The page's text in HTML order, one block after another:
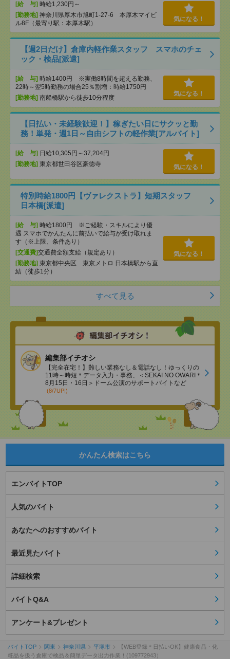
[給 与] 時給1,230円～
[勤務地] 神奈川県厚木市旭町1-27-6 本厚木マイビ
ル8F（最寄り駅：本厚木駅）
気になる！
【週2日だけ】倉庫内軽作業スタッフ スマホのチェ
ック・検品[派遣]
[給 与] 時給1400円 ※実働8時間を超える勤務、
22時～翌5時勤務の場合25％割増：時給1750円
[勤務地] 南船橋駅から徒歩10分程度
気になる！
【日払い・未経験歓迎！】稼ぎたい日にサクッと勤
務！単発・週1日～自由シフトの軽作業[アルバイト]
[給 与] 日給10,305円～37,204円
[勤務地] 東京都世田谷区豪徳寺 気になる！
特別時給1800円【ヴァレクストラ】短期スタッフ
日本橋[派遣]
[給 与] 時給1800円 ※ご経験・スキルにより優
遇 スマホでかんたんに前払いで給与が受け取れま
す（※上限、条件あり）
[交通費]交通費全額支給（規定あり）
[勤務地] 東京都中央区 東京メトロ 日本橋駅から直
結（徒歩1分）
気になる！
すべて見る
編集部イチオシ
【完全在宅！】難しい業務なし＆電話なし！ゆっくりの
11時～時短＊データ入力・事務、＜SEKAI NO OWARI＊
8月15日・16日＞ドーム公演のサポートバイトなど
(8/7UP!)
かんたん検索はこちら
エンバイトTOP
人気のバイト
あなたへのおすすめバイト
最近見たバイト
詳細検索
バイトQ&A
アンケート&プレゼント
バイトTOP 関東 神奈川県 平塚市
【WEB登録＊日払いOK】健康食品・化
粧品を扱う倉庫で検品＆簡単データ出力作業！(109772943）